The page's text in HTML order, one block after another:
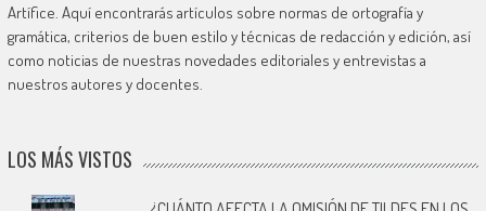
Artífice. Aquí encontrarás artículos sobre normas de ortografía y
gramática, criterios de buen estilo y técnicas de redacción y edición, así
como noticias de nuestras novedades editoriales y entrevistas a
nuestros autores y docentes.
LOS MÁS VISTOS